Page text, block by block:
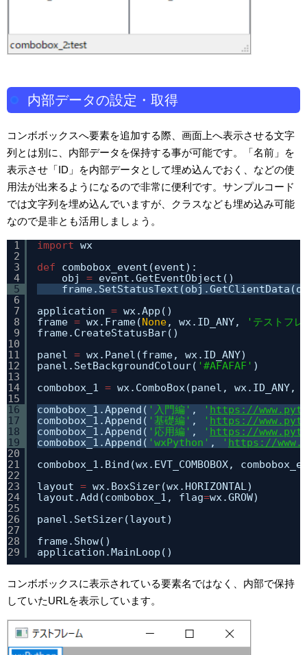
内部データの設定・取得
コンボボックスへ要素を追加する際、画面上へ表示させる文字
列とは別に、内部データを保持する事が可能です。「名前」を
表示させ「ID」を内部データとして埋め込んでおく、などの使
用法が出来るようになるので非常に便利です。サンプルコード
では文字列を埋め込んでいますが、クラスなども埋め込み可能
なので是非とも活用しましょう。
1
2
3
4
5
6
7
8
9
10
11
12
13
14
15
16
17
18
19
20
21
22
23
24
25
26
27
28
29
import wx
def
combobox_event(event):
obj = event.GetEventObject()
application = wx.App()
frame = wx.Frame(None, wx.ID_ANY,
'テストフ
frame.CreateStatusBar()
panel = wx.Panel(frame, wx.ID_ANY)
panel.SetBackgroundColour( '#AFAFAF' )
combobox_1 = wx.ComboBox(panel,
combobox_1.Append( '入門編' , ' https://
combobox_1.Append( '基礎編' , ' https://
combobox_1.Append( '応用編' , ' https://
combobox_1.Append( 'wxPython' , ' https://
combobox_1.Bind(wx.EVT_COMBOBOX,
layout = wx.BoxSizer(wx.HORIZONTAL)
layout.Add(combobox_1, flag=wx.GROW)
panel.SetSizer(layout)
frame.Show()
application.MainLoop()
コンボボックスに表示されている要素名ではなく、内部で保持
していたURLを表示しています。